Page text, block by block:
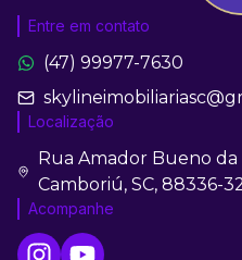
Entre em contato
(47) 99977-7630
Localização
Rua Amador Bueno da
Camboriú, SC, 88336-
Acompanhe